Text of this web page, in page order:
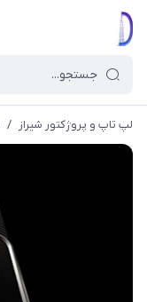
لپ تاپ و پروژکتور شیراز /